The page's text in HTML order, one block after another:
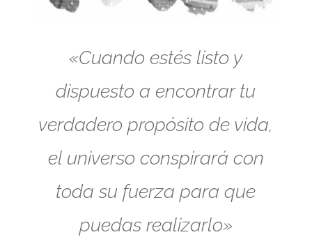
«Cuando estés listo y
dispuesto a encontrar tu
verdadero propósito de vida,
el universo conspirará con
toda su fuerza para que
puedas realizarlo»